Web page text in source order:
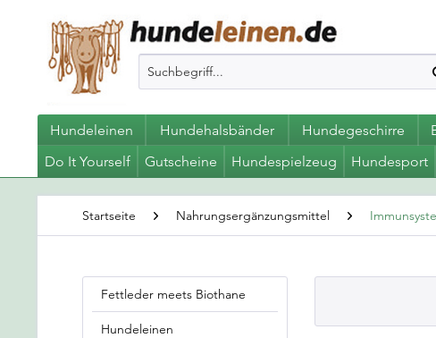
Hundeleinen Hundehalsbänder Hundegeschirre
Do It Yourself
Gutscheine Hundespielzeug Hundesport
Startseite Nahrungsergänzungsmittel
Fettleder meets Biothane
Hundeleinen